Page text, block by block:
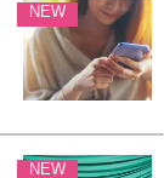
NEW
NEW